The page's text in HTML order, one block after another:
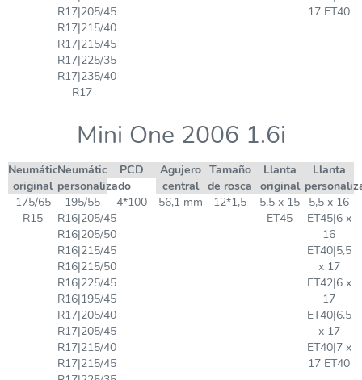
R17|205/45
R17|215/40
R17|215/45
R17|225/35
R17|235/40
R17
17 ET40
Mini One 2006 1.6i
Neumático
original
Neumático
personalizado
PCD
Agujero
central
Tamaño
de rosca
Llanta
original
Llanta
175/65
R15
195/55
R16|205/45
R16|205/50
R16|215/45
R16|215/50
R16|225/45
R16|195/45
R17|205/40
R17|205/45
R17|215/40
R17|215/45
4*100 56,1 mm 12*1,5
5,5 x 15
ET45
5,5 x 16
ET45|6 x
16
ET40|5,5
x 17
ET42|6 x
17
ET40|6,5
x 17
ET40|7 x
17 ET40